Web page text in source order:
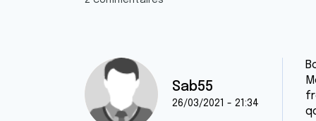
Sab55
26/03/2021 - 21:34